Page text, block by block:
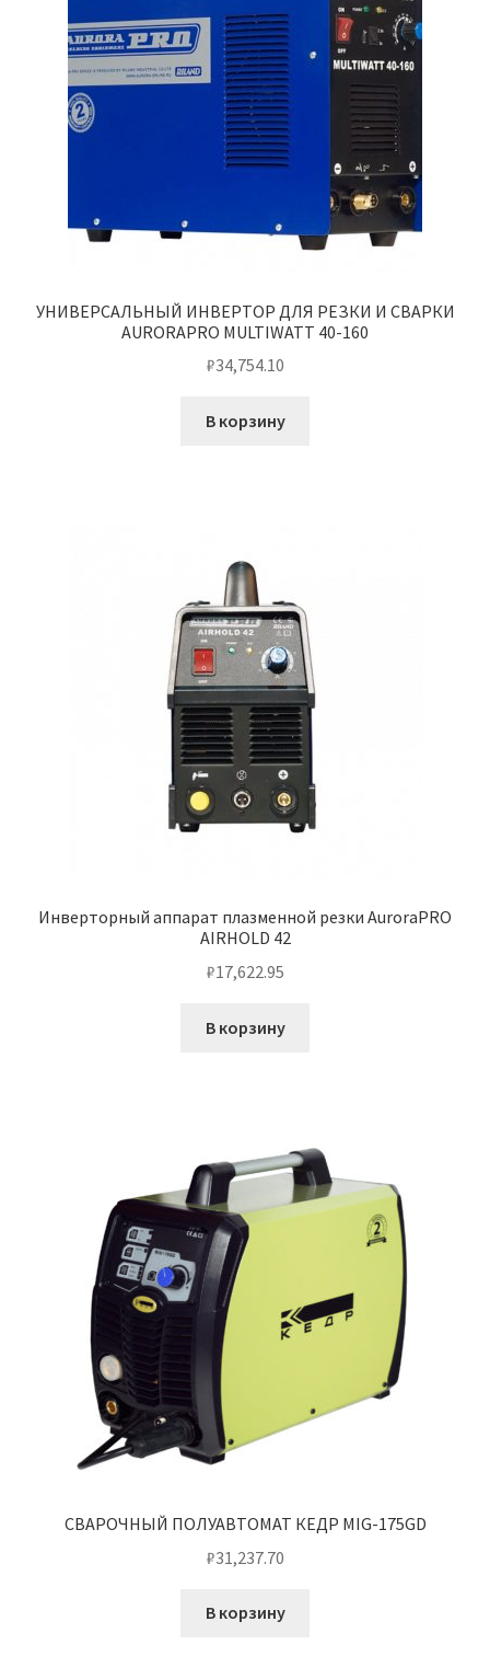
УНИВЕРСАЛЬНЫЙ ИНВЕРТОР ДЛЯ РЕЗКИ И СВАРКИ
AURORAPRO MULTIWATT 40-160
₽34,754.10
В корзину
Инверторный аппарат плазменной резки AuroraPRO
AIRHOLD 42
₽17,622.95
В корзину
СВАРОЧНЫЙ ПОЛУАВТОМАТ КЕДР MIG-175GD
₽31,237.70
В корзину